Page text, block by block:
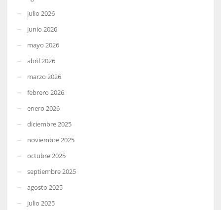
julio 2026
junio 2026
mayo 2026
abril 2026
marzo 2026
febrero 2026
enero 2026
diciembre 2025
noviembre 2025
octubre 2025
septiembre 2025
agosto 2025
julio 2025